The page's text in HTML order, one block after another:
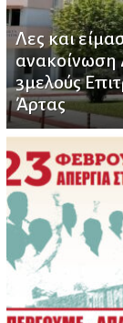
Λες και
ανακοίνωση
3μελούς
Άρτας